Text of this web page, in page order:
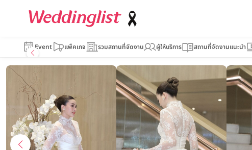
Event แพ็คเกจ รวมสถานที่จัดงาน ผู้ให้บริการ สถานที่จัดงานแนะนำ
Toeii_hair